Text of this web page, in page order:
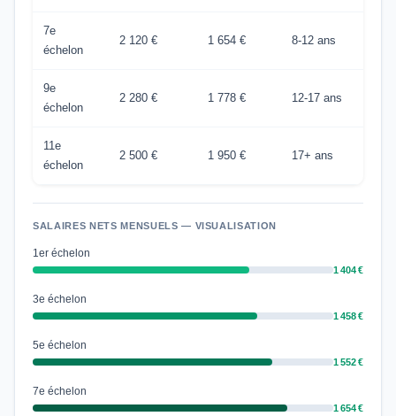
7e
échelon
2 120 € 1 654 € 8-12 ans
9e
échelon
2 280 € 1 778 € 12-17 ans
11e
échelon
2 500 € 1 950 € 17+ ans
SALAIRES NETS MENSUELS — VISUALISATION
1er échelon
1 404 €
3e échelon
1 458 €
5e échelon
1 552 €
7e échelon
1 654 €